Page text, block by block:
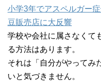
小学3年でアスペルガー
豆販売店に大反響
学校や会社に属さなくて
る方法はあります。
それは「自分がやってみ
いと気づきません。